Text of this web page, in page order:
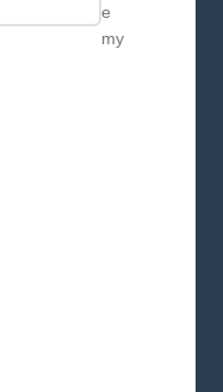
e
my